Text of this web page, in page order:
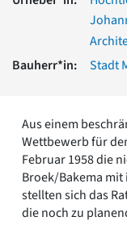
Vorromanik
Römische
Über uns
Fachbeirat
Freunde &
Kontakt
Impressum
Datenschutz
Suchbegriff eingeben
Bauherr*in:
Stadt
Aus einem
Wettbewerb für
Februar 1958 die
Broek/Bakema
stellten sich das
die noch zu